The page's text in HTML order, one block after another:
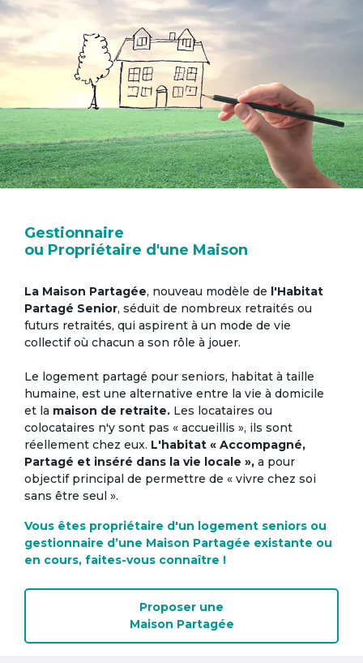
Gestionnaire
ou Propriétaire d'une Maison
La Maison Partagée, nouveau modèle de l'Habitat
Partagé Senior, séduit de nombreux retraités ou
futurs retraités, qui aspirent à un mode de vie
collectif où chacun a son rôle à jouer.
Le logement partagé pour seniors, habitat à taille
humaine, est une alternative entre la vie à domicile
et la maison de retraite. Les locataires ou
colocataires n'y sont pas « accueillis », ils sont
réellement chez eux. L'habitat « Accompagné,
Partagé et inséré dans la vie locale », a pour
objectif principal de permettre de « vivre chez soi
sans être seul ».
Vous êtes propriétaire d'un logement seniors ou
gestionnaire d’une Maison Partagée existante ou
en cours, faites-vous connaître !
Proposer une
Maison Partagée